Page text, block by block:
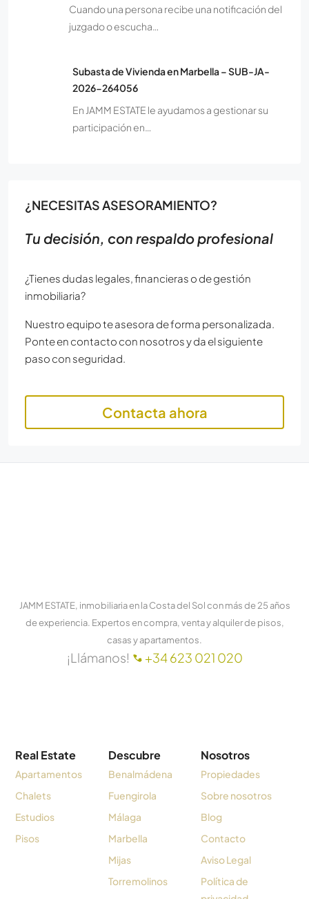
Cuando una persona recibe una notificación del
juzgado o escucha…
Subasta de Vivienda en Marbella – SUB-JA-
2026-264056
En JAMM ESTATE le ayudamos a gestionar su
participación en…
¿NECESITAS ASESORAMIENTO?
Tu decisión, con respaldo profesional
¿Tienes dudas legales, financieras o de gestión
inmobiliaria?
Nuestro equipo te asesora de forma personalizada.
Ponte en contacto con nosotros y da el siguiente
paso con seguridad.
Contacta ahora
JAMM ESTATE, inmobiliaria en la Costa del Sol con más de 25 años
de experiencia. Expertos en compra, venta y alquiler de pisos,
casas y apartamentos.
¡Llámanos! +34 623 021 020
Real Estate
Apartamentos
Chalets
Estudios
Pisos
Descubre
Benalmádena
Fuengirola
Málaga
Marbella
Mijas
Torremolinos
Nosotros
Propiedades
Sobre nosotros
Blog
Contacto
Aviso Legal
Política de